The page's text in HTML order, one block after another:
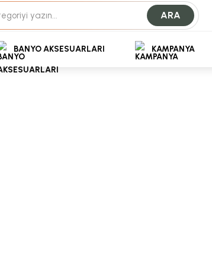
Desteği
Bizden Teklif Alabilirsiniz.
ARA
BANYO AKSESUARLARI KAMPANYA